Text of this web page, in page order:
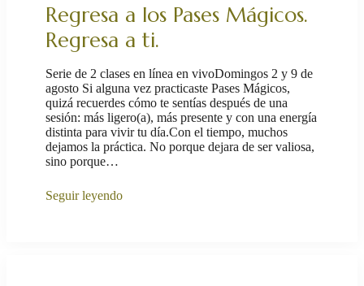
Regresa a los Pases Mágicos.
Regresa a ti.
Serie de 2 clases en línea en vivoDomingos 2 y 9 de
agosto Si alguna vez practicaste Pases Mágicos,
quizá recuerdes cómo te sentías después de una
sesión: más ligero(a), más presente y con una energía
distinta para vivir tu día.Con el tiempo, muchos
dejamos la práctica. No porque dejara de ser valiosa,
sino porque…
Seguir leyendo